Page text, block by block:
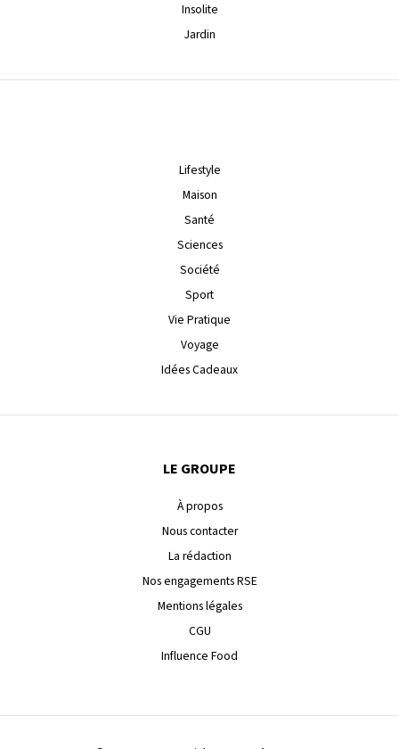
Insolite
Jardin
Lifestyle
Maison
Santé
Sciences
Société
Sport
Vie Pratique
Voyage
Idées Cadeaux
LE GROUPE
À propos
Nous contacter
La rédaction
Nos engagements RSE
Mentions légales
CGU
Influence Food